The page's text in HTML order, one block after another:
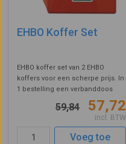
EHBO Koffer Set
EHBO koffer set van 2 EHBO
koffers voor een scherpe prijs. In
1 bestelling een verbanddoos
voor op het werk en voor thuis.
Set bestaat uit een EHBO koffer
BHV en een verbanddoos
universeel. 2 vliegen in 1 klap!
59,84 57,72
incl. BTW
Voeg toe